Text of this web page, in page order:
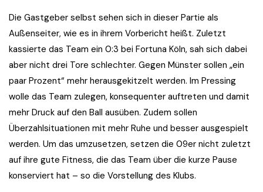
Die Gastgeber selbst sehen sich in dieser Partie als
Außenseiter, wie es in ihrem Vorbericht heißt. Zuletzt
kassierte das Team ein 0:3 bei Fortuna Köln, sah sich dabei
aber nicht drei Tore schlechter. Gegen Münster sollen „ein
paar Prozent“ mehr herausgekitzelt werden. Im Pressing
wolle das Team zulegen, konsequenter auftreten und damit
mehr Druck auf den Ball ausüben. Zudem sollen
Überzahlsituationen mit mehr Ruhe und besser ausgespielt
werden. Um das umzusetzen, setzen die 09er nicht zuletzt
auf ihre gute Fitness, die das Team über die kurze Pause
konserviert hat – so die Vorstellung des Klubs.